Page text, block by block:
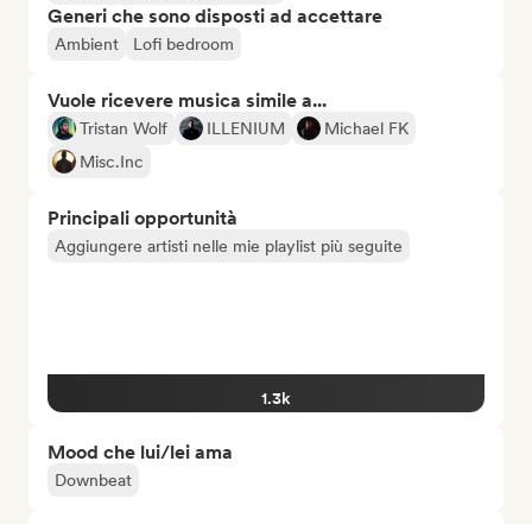
Generi che sono disposti ad accettare
Ambient Lofi bedroom
Vuole ricevere musica simile a...
Tristan Wolf ILLENIUM
Michael FK
Misc.Inc
Principali opportunità
Aggiungere artisti nelle mie playlist più seguite
1.3k
Mood che lui/lei ama
Downbeat